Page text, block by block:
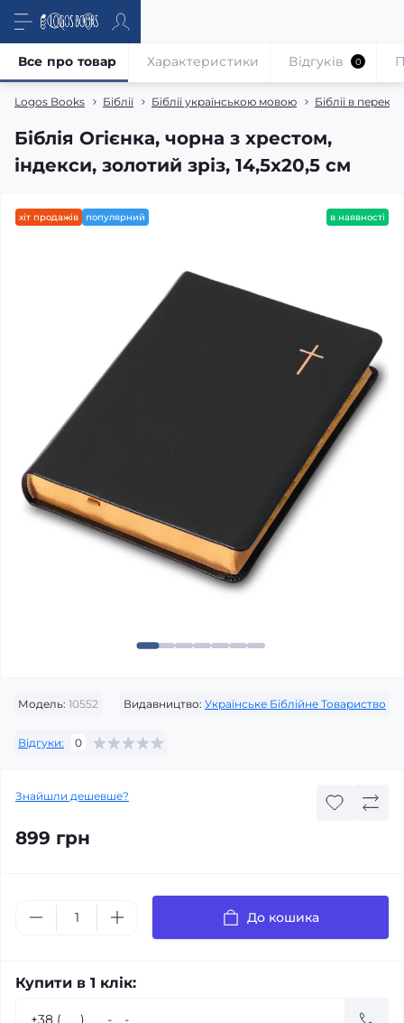
Logos Books Біблії Біблії українською мовою Біблії в
Біблія Огієнка, чорна з хрестом,
індекси, золотий зріз, 14,5х20,5 см
Все про товар Характеристики Відгуків 0
хіт продажів популярний в наявності
Модель: 10552 Видавництво: Українське Біблійне Товариство
Відгуки: 0
Знайшли дешевше?
899 грн
До кошика
Купити в 1 клік: